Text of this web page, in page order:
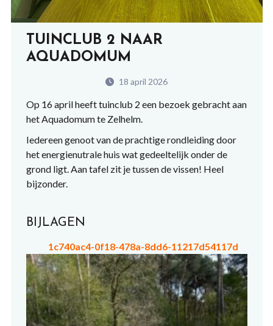
TUINCLUB 2 NAAR
AQUADOMUM
18 april 2026
Op 16 april heeft tuinclub 2 een bezoek gebracht aan
het Aquadomum te Zelhelm.
Iedereen genoot van de prachtige rondleiding door
het energienutrale huis wat gedeeltelijk onder de
grond ligt. Aan tafel zit je tussen de vissen! Heel
bijzonder.
BIJLAGEN
1c740ac4-0f18-478a-8dd6-11217d54117d